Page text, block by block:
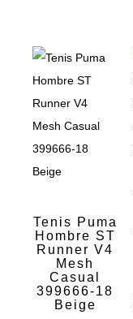
Tenis Puma
Hombre ST
Runner V4
Mesh
Casual
399666-18
Beige